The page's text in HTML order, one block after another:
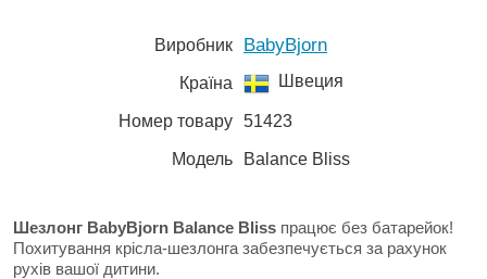
Виробник BabyBjorn
Країна Швеция
Номер товару 51423
Модель Balance Bliss
Шезлонг BabyBjorn Balance Bliss працює без батарейок!
Похитування крісла-шезлонга забезпечується за рахунок
рухів вашої дитини.